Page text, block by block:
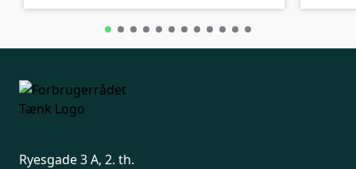
Ryesgade 3 A, 2. th.